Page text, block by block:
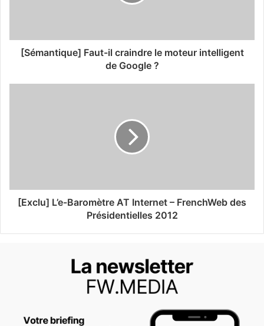
[Sémantique] Faut-il craindre le moteur intelligent
de Google ?
[Exclu] L’e-Baromètre AT Internet – FrenchWeb des
Présidentielles 2012